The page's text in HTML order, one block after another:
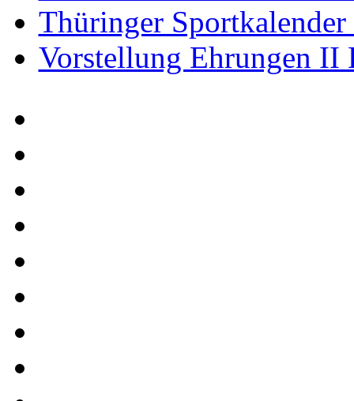
Thüringer Sportkalender
Vorstellung Ehrungen II